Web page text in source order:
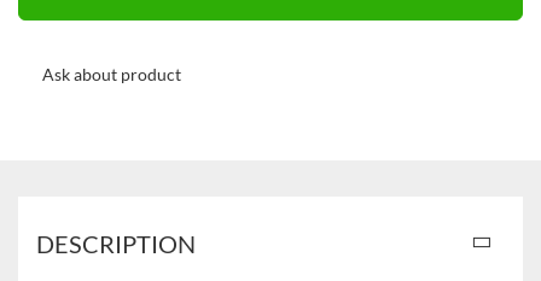
Ask about product
DESCRIPTION